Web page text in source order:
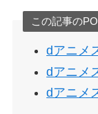
この記事の
dアニメ
dアニメ
dアニメ